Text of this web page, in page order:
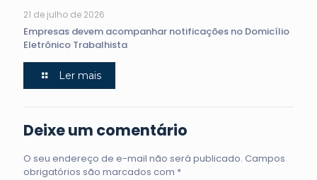
21 de julho de 2026
Empresas devem acompanhar notificações no Domicílio
Eletrônico Trabalhista
Ler mais
Deixe um comentário
O seu endereço de e-mail não será publicado. Campos
obrigatórios são marcados com *